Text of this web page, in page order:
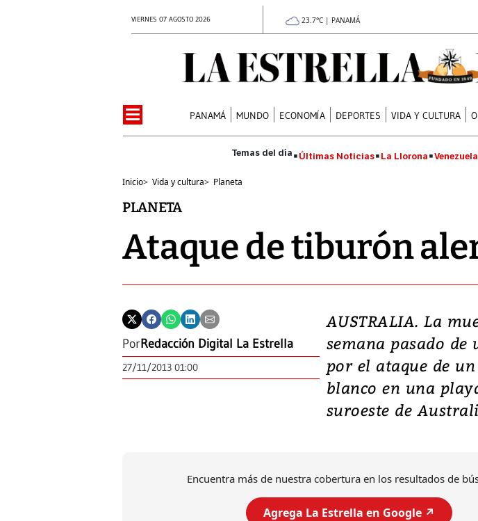
VIERNES 07 AGOSTO 2026 23.7°C | PANAMÁ
PANAMÁ MUNDO ECONOMÍA DEPORTES VIDA Y CULTURA
Últimas Noticias La Llorona Venezuela
Inicio> Vida y cultura> Planeta
PLANETA
Ataque de tiburón
PorRedacción Digital La Estrella
27/11/2013 01:00
AUSTRALIA. La
semana pasado de
por el ataque de
blanco en una
suroeste de
Encuentra más de nuestra cobertura en los resultados de
Agrega La Estrella en Google ↗️
Video,
deja
daños en